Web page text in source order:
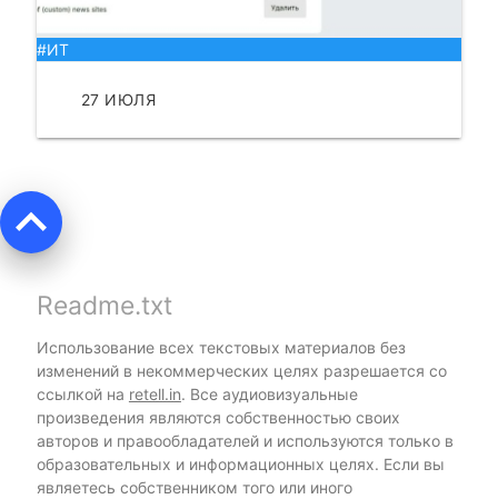
#ИТ
27 ИЮЛЯ
keyboard_arrow_up
Readme.txt
Использование всех текстовых материалов без
изменений в некоммерческих целях разрешается со
ссылкой на retell.in. Все аудиовизуальные
произведения являются собственностью своих
авторов и правообладателей и используются только в
образовательных и информационных целях. Если вы
являетесь собственником того или иного